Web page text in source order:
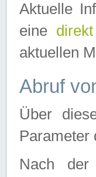
Aktuelle
eine
aktuellen
Abruf
Über
Parameter
Nach der